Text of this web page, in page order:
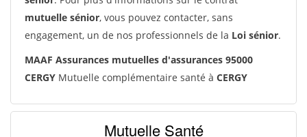
mutuelle sénior, vous pouvez contacter, sans
engagement, un de nos professionnels de la Loi sénior.
MAAF Assurances mutuelles d'assurances 95000
CERGY Mutuelle complémentaire santé à CERGY